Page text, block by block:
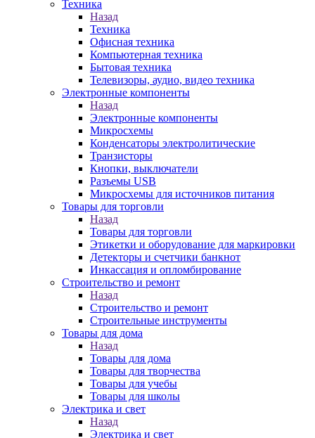
Техника
Назад
Техника
Офисная техника
Компьютерная техника
Бытовая техника
Телевизоры, аудио, видео техника
Электронные компоненты
Назад
Электронные компоненты
Микросхемы
Конденсаторы электролитические
Транзисторы
Кнопки, выключатели
Разъемы USB
Микросхемы для источников питания
Товары для торговли
Назад
Товары для торговли
Этикетки и оборудование для маркировки
Детекторы и счетчики банкнот
Инкассация и опломбирование
Строительство и ремонт
Назад
Строительство и ремонт
Строительные инструменты
Товары для дома
Назад
Товары для дома
Товары для творчества
Товары для учебы
Товары для школы
Электрика и свет
Назад
Электрика и свет